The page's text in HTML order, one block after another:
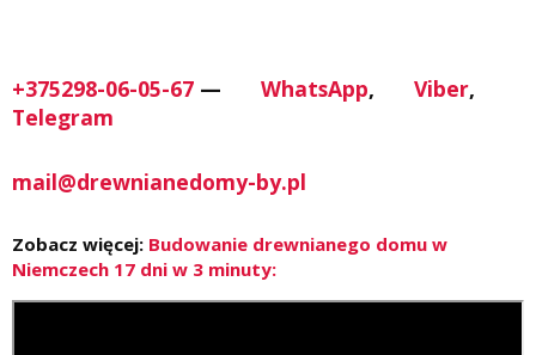
+375298-06-05-67 — WhatsApp, Viber,
Telegram
mail@drewnianedomy-by.pl
Zobacz więcej: Budowanie drewnianego domu w
Niemczech 17 dni w 3 minuty: